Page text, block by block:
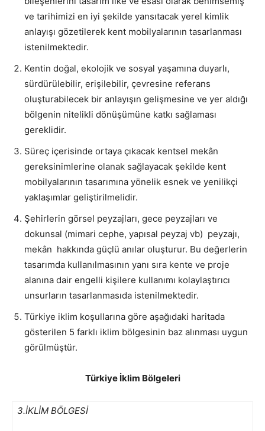
ve tarihimizi en iyi şekilde yansıtacak yerel kimlik
anlayışı gözetilerek kent mobilyalarının tasarlanması
istenilmektedir.
Kentin doğal, ekolojik ve sosyal yaşamına duyarlı,
sürdürülebilir, erişilebilir, çevresine referans
oluşturabilecek bir anlayışın gelişmesine ve yer aldığı
bölgenin nitelikli dönüşümüne katkı sağlaması
gereklidir.
Süreç içerisinde ortaya çıkacak kentsel mekân
gereksinimlerine olanak sağlayacak şekilde kent
mobilyalarının tasarımına yönelik esnek ve yenilikçi
yaklaşımlar geliştirilmelidir.
Şehirlerin görsel peyzajları, gece peyzajları ve
dokunsal (mimari cephe, yapısal peyzaj vb) peyzajı,
mekân hakkında güçlü anılar oluşturur. Bu değerlerin
tasarımda kullanılmasının yanı sıra kente ve proje
alanına dair engelli kişilere kullanımı kolaylaştırıcı
unsurların tasarlanmasıda istenilmektedir.
Türkiye iklim koşullarına göre aşağıdaki haritada
gösterilen 5 farklı iklim bölgesinin baz alınması uygun
görülmüştür.
Türkiye İklim Bölgeleri
3.İKLİM BÖLGESİ